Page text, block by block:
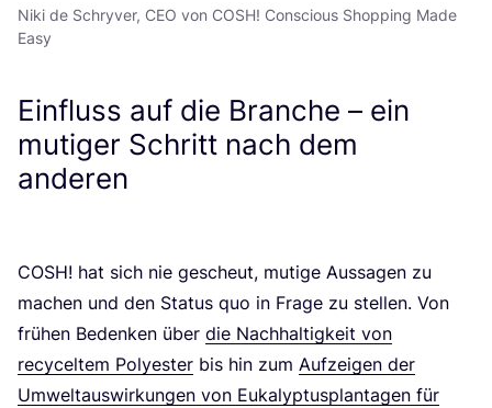
Niki de Schryver, CEO von COSH! Conscious Shopping Made
Easy
Einfluss auf die Branche – ein
mutiger Schritt nach dem
anderen
COSH! hat sich nie gescheut, muti­ge Aus­sa­gen zu
machen und den Sta­tus quo in Fra­ge zu stel­len. Von
frü­hen Beden­ken über die Nach­hal­tig­keit von
recy­cel­tem Poly­es­ter bis hin zum Auf­zei­gen der
Umwelt­aus­wir­kun­gen von Euka­lyp­tus­plan­ta­gen für